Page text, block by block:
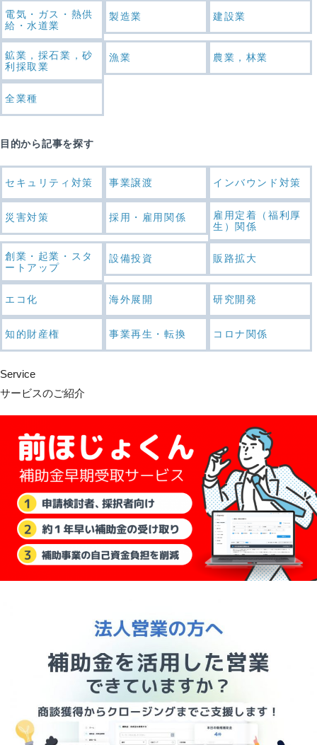
電気・ガス・熱供
給・水道業
製造業 建設業
鉱業，採石業，砂
利採取業
漁業 農業，林業
全業種
目的から記事を探す
セキュリティ対策 事業譲渡 インバウンド対策
災害対策 採用・雇用関係
雇用定着（福利厚
生）関係
創業・起業・スタ
ートアップ
設備投資 販路拡大
エコ化 海外展開 研究開発
知的財産権 事業再生・転換 コロナ関係
Service
サービスのご紹介